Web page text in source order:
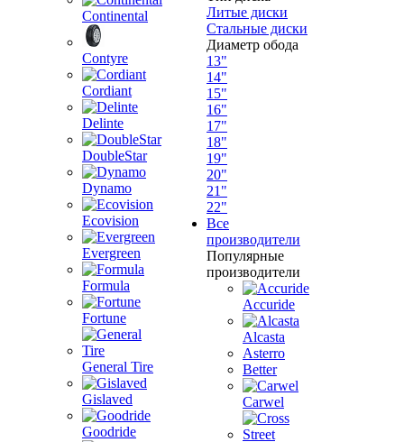
Continental
Contyre
Cordiant
Delinte
DoubleStar
Dynamo
Ecovision
Evergreen
Formula
Fortune
General Tire
Gislaved
Goodride
Литые диски
Стальные диски
Диаметр обода
13"
14"
15"
16"
17"
18"
19"
20"
21"
22"
Все
производители
Популярные
производители
Accuride
Alcasta
Asterro
Better
Carwel